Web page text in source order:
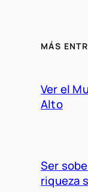
MÁS
Ver el
Alto
Ser
riqueza